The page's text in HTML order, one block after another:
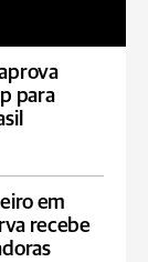
para
em
recebe